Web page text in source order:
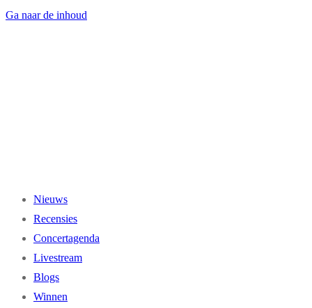
Ga naar de inhoud
Nieuws
Recensies
Concertagenda
Livestream
Blogs
Winnen